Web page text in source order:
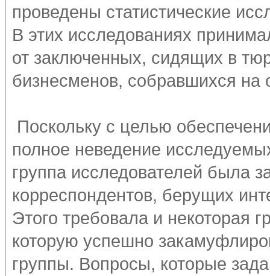
проведены статистические
В этих исследованиях
от заключенных, сидящих в
бизнесменов, собравшихся на
Поскольку с целью
полное неведение
группа исследователей была
корреспондентов, берущих
Этого требовала и некоторая
которую успешно
группы. Вопросы, которые